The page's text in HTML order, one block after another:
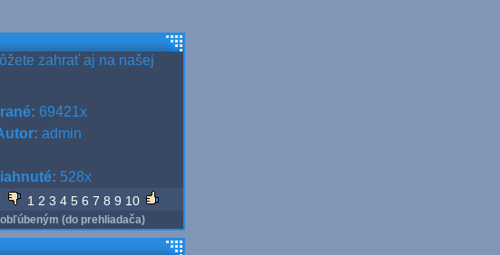
zahrať aj na našej
69421x
admin
528x
1 2 3 4 5 6 7 8 9 10
(do prehliadača)